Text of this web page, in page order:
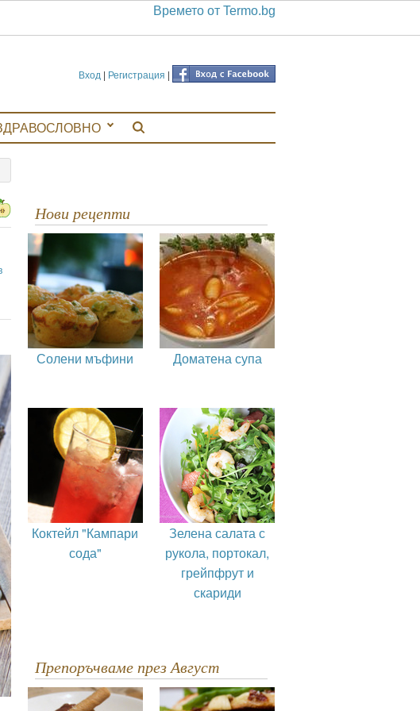
Времето от Termo.bg
Вход | Регистрация |
Нови рецепти
Солени мъфини Доматена супа
Коктейл "Кампари
сода"
Зелена салата с
рукола, портокал,
грейпфрут и
скариди
Препоръчваме през Август